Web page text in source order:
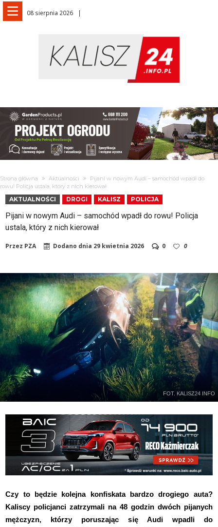
08 sierpnia 2026
Strona główna Aktualności
Pijani w nowym Audi – samochód wpadł do
rowu! Policja ustala, który z nich kierował
AKTUALNOŚCI DROGI KALISZ POLICJA
Pijani w nowym Audi – samochód wpadł do rowu! Policja
ustala, który z nich kierował
Przez PZA Dodano dnia 29 kwietnia 2026 0 0
FOT. KALISZ24 INFO
Czy to będzie kolejna konfiskata bardzo drogiego auta?
Kaliscy policjanci zatrzymali na 48 godzin dwóch pijanych
mężczyzn, którzy poruszając się Audi wpadli do